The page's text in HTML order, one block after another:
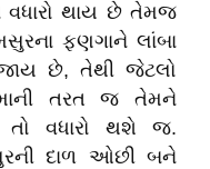
વધારો થાય છે તેમજ
ફણગાને લાંબા
છે, તેથી જેટલો
તરત જ તેમને
તો વધારો થશે જ.
દાળ ઓછી બને